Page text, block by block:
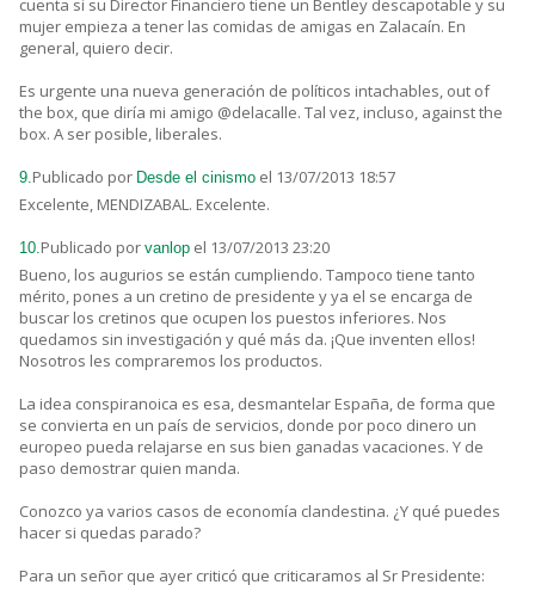
cuenta si su Director Financiero tiene un Bentley descapotable y su
mujer empieza a tener las comidas de amigas en Zalacaín. En
general, quiero decir.
Es urgente una nueva generación de políticos intachables, out of
the box, que diría mi amigo @delacalle. Tal vez, incluso, against the
box. A ser posible, liberales.
9.Publicado por Desde el cinismo el 13/07/2013 18:57
Excelente, MENDIZABAL. Excelente.
10.Publicado por vanlop el 13/07/2013 23:20
Bueno, los augurios se están cumpliendo. Tampoco tiene tanto
mérito, pones a un cretino de presidente y ya el se encarga de
buscar los cretinos que ocupen los puestos inferiores. Nos
quedamos sin investigación y qué más da. ¡Que inventen ellos!
Nosotros les compraremos los productos.
La idea conspiranoica es esa, desmantelar España, de forma que
se convierta en un país de servicios, donde por poco dinero un
europeo pueda relajarse en sus bien ganadas vacaciones. Y de
paso demostrar quien manda.
Conozco ya varios casos de economía clandestina. ¿Y qué puedes
hacer si quedas parado?
Para un señor que ayer criticó que criticaramos al Sr Presidente: